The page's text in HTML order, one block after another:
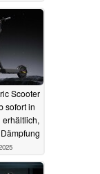
Scooter
sofort in
erhältlich,